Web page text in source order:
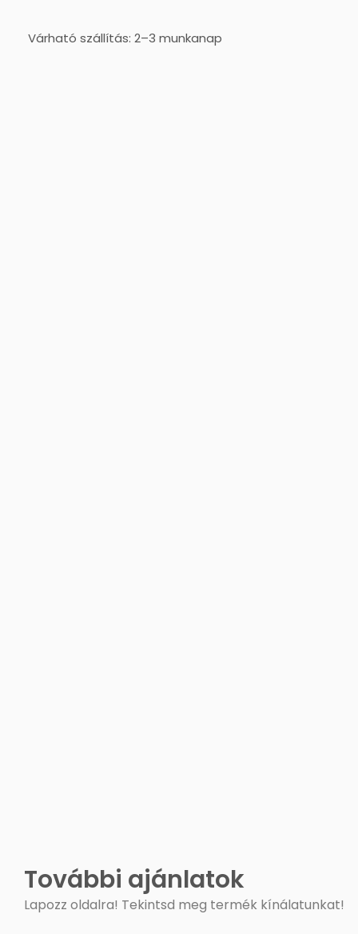
Várható szállítás: 2–3 munkanap
További ajánlatok
Lapozz oldalra! Tekintsd meg termék kínálatunkat!